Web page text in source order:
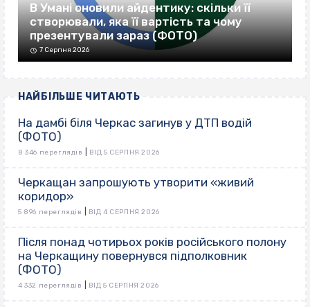
В Умані оновили айдентику: скільки її
створювали, яка її вартість та чому
презентували зараз (ФОТО)
7 Серпня 2026
НАЙБІЛЬШЕ ЧИТАЮТЬ
На дамбі біля Черкас загинув у ДТП водій
(ФОТО)
8 346 переглядів ВІД 5 СЕРПНЯ 2026
Черкащан запрошують утворити «живий
коридор»
5 896 переглядів ВІД 4 СЕРПНЯ 2026
Після понад чотирьох років російського полону
на Черкащину повернувся підполковник
(ФОТО)
4 332 переглядів ВІД 5 СЕРПНЯ 2026